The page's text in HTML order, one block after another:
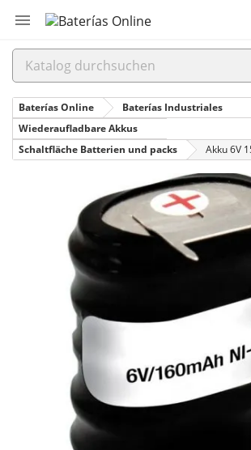

Baterías Online
Baterías Industriales
Wiederaufladbare Akkus
Schaltfläche Batterien und packs
Akku 6V